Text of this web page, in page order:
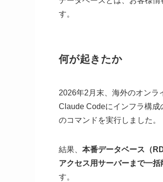
す。
何が起きたか
2026年2月末、海外のオンラ
Claude Codeにインフラ構成
のコマンドを実行しました。
結果、 本番データベース（
アクセス用サーバーまで一括
す。